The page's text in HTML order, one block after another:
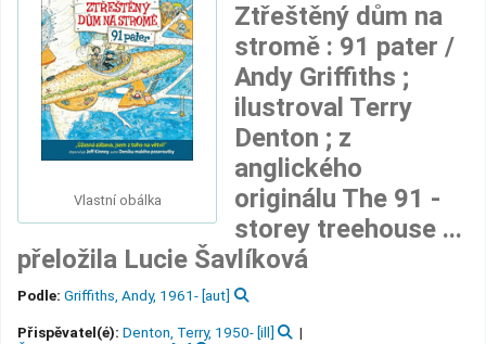
Vlastní obálka
Ztřeštěný dům na
stromě : 91 pater /
Andy Griffiths ;
ilustroval Terry
Denton ; z
anglického
originálu The 91 -
storey treehouse ...
přeložila Lucie Šavlíková
Podle: Griffiths, Andy, 1961- [aut]
Přispěvatel(é): Denton, Terry, 1950- [ill]